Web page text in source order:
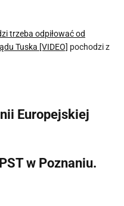
trzeba odpiłować od
Tuska [VIDEO] pochodzi z
Europejskiej
w Poznaniu.